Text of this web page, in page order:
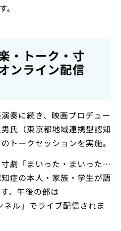
・トーク・寸
ンライン配信
奏に続き、映画プロデュー
氏（東京都地域連携型認知
トークセッションを実施。
劇「まいった・まいった…
症の本人・家族・学生が語
。午後の部は
ル」でライブ配信されま